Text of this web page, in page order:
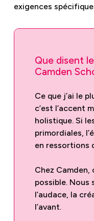
exigences
Que disent
Camden
Ce que j’ai le
c’est l’accent
holistique. Si
primordiales,
en ressortions
Chez
possible. Nous
l’audace, la
l’avant.